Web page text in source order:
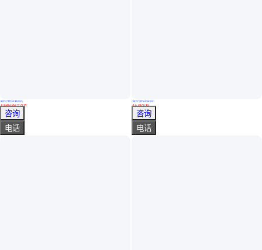
钢衬聚四氟贮罐 碳钢衬聚四氟乙烯贮酸罐 结晶槽 耐强酸碱
真实性已核验
￥5100.00/平方米
江苏无锡
咨询
电话
氧氯化锆浓缩设备 济晗 氧氯化锆蒸发结晶装置 氧氯化锆石墨蒸发器
真实性已核验
￥7 .78万/套
浙江杭州
咨询
电话